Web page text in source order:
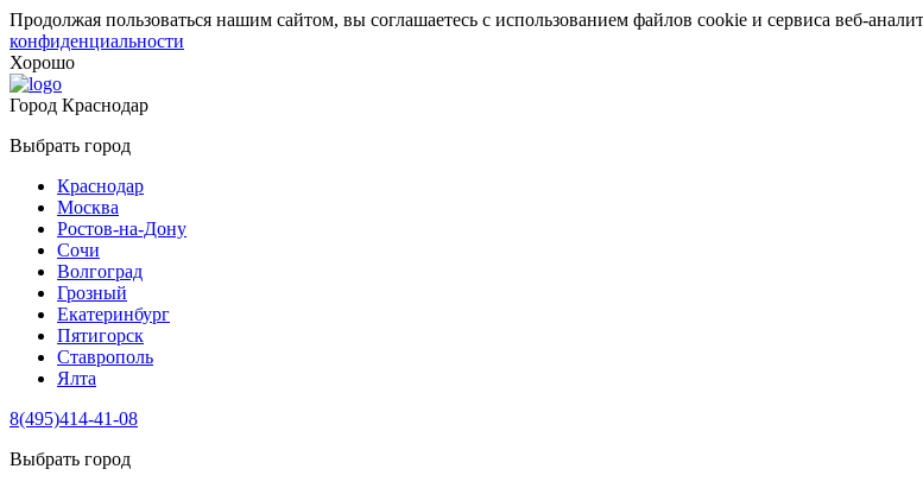
Продолжая пользоваться нашим сайтом, вы соглашаетесь с использованием файлов cookie и сервиса веб-
конфиденциальности
Хорошо
Город Краснодар
Выбрать город
Краснодар
Москва
Ростов-на-Дону
Сочи
Волгоград
Грозный
Екатеринбург
Пятигорск
Ставрополь
Ялта
8(495)414-41-08
Выбрать город